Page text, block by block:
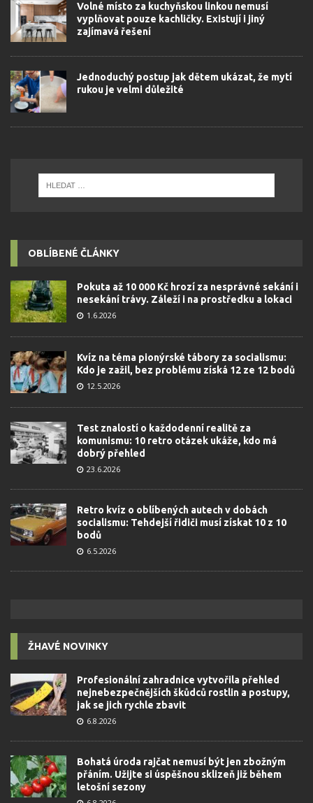
Volné místo za kuchyňskou linkou nemusí
vyplňovat pouze kachličky. Existují i jiný
zajímavá řešení
Jednoduchý postup jak dětem ukázat, že mytí
rukou je velmi důležité
OBLÍBENÉ ČLÁNKY
Pokuta až 10 000 Kč hrozí za nesprávné sekání i
nesekání trávy. Záleží i na prostředku a lokaci
1.6.2026
Kvíz na téma pionýrské tábory za socialismu:
Kdo je zažil, bez problému získá 12 ze 12 bodů
12.5.2026
Test znalostí o každodenní realitě za
komunismu: 10 retro otázek ukáže, kdo má
dobrý přehled
23.6.2026
Retro kvíz o oblíbených autech v dobách
socialismu: Tehdejší řidiči musí získat 10 z 10
bodů
6.5.2026
ŽHAVÉ NOVINKY
Profesionální zahradnice vytvořila přehled
nejnebezpečnějších škůdců rostlin a postupy,
jak se jich rychle zbavit
6.8.2026
Bohatá úroda rajčat nemusí být jen zbožným
přáním. Užijte si úspěšnou sklizeň již během
letošní sezony